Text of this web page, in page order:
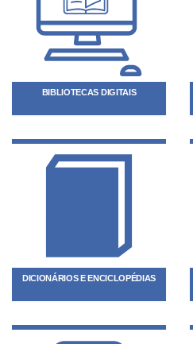
BIBLIOTECAS DIGITAIS
DICIONÁRIOS E ENCICLOPÉDIAS